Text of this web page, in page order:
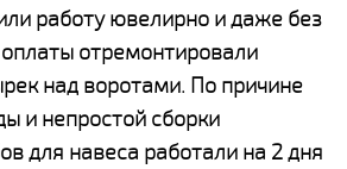
работу ювелирно и даже без
отремонтировали
над воротами. По причине
и непростой сборки
для навеса работали на 2 дня